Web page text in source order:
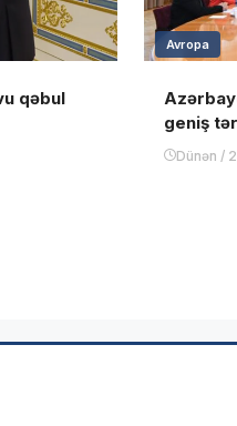
qəbul
Avropa
geniş
Dünən /